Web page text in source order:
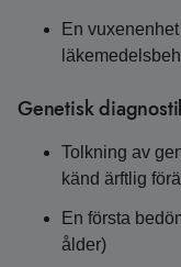
En
Genetisk
Tolkning av
känd ärftlig
En första
ålder)